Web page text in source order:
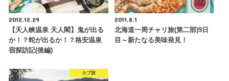
2012.12.29
【天人峡温泉 天人閣】鬼が出る
か！？蛇が出るか！？格安温泉
宿探訪記(後編)
2011.8.1
北海道一周チャリ旅(第二部)9日
目～新たなる美味発見！
カブ旅